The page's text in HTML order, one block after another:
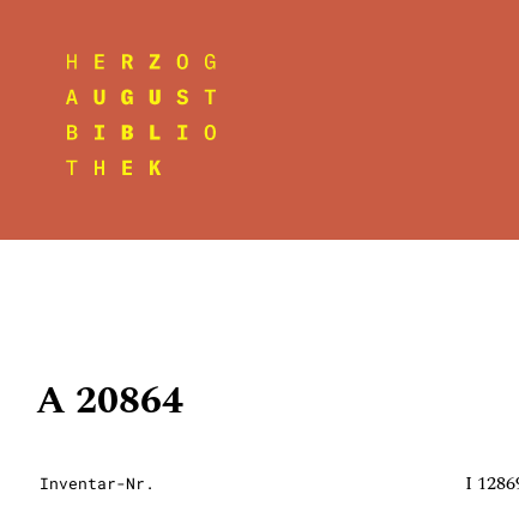
A 20864
Inventar-Nr. I